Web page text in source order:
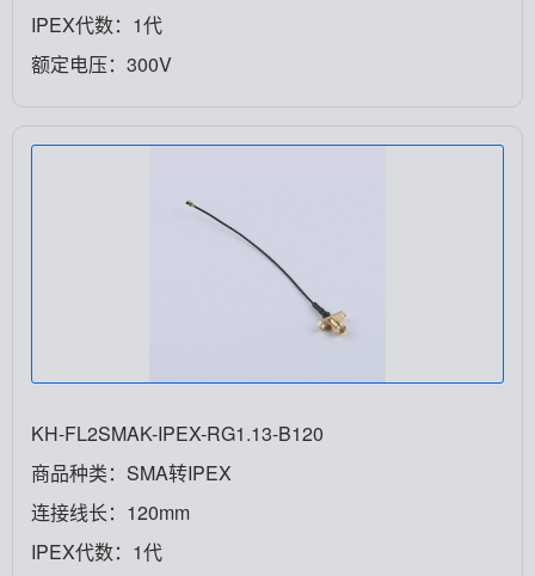
IPEX代数：1代
额定电压：300V
KH-FL2SMAK-IPEX-RG1.13-B120
商品种类：SMA转IPEX
连接线长：120mm
IPEX代数：1代